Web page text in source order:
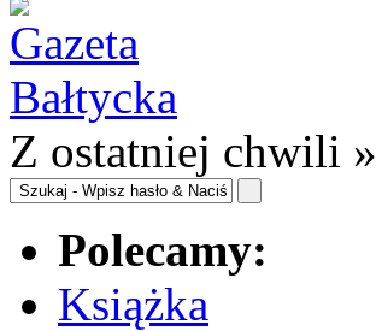
Z ostatniej chwili »
Polecamy:
Książka